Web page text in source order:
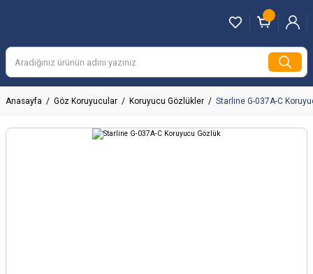
Anasayfa Göz Koruyucular Koruyucu Gözlükler Starline G-037A-C